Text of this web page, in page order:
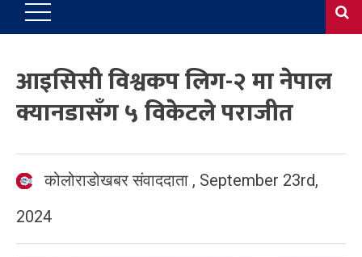
आइसिसी विश्वकप लिग-२ मा नेपाल
क्यानडासँग ५ विकेटले पराजीत
कोलोराडोखबर संवाददाता , September 23rd,
2024